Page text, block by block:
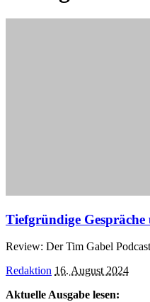
Tiefgründige
Review: Der Tim Gabel Podcast
Posted
Redaktion 16. August 2024
Aktuelle Ausgabe lesen: